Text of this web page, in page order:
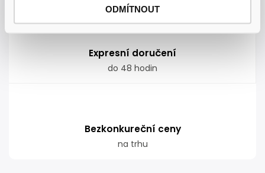
ODMÍTNOUT
Expresní doručení
do 48 hodin
Bezkonkureční ceny
na trhu